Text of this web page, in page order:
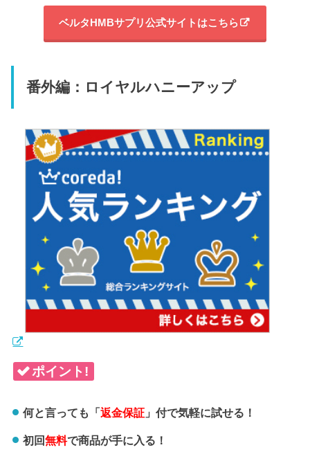
ベルタHMBサプリ公式サイトはこちら
番外編：ロイヤルハニーアップ
ポイント!
何と言っても「返金保証」付で気軽に試せる！
初回無料で商品が手に入る！